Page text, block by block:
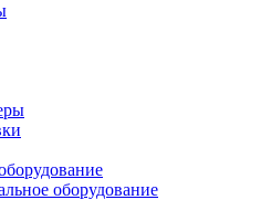
оборудование